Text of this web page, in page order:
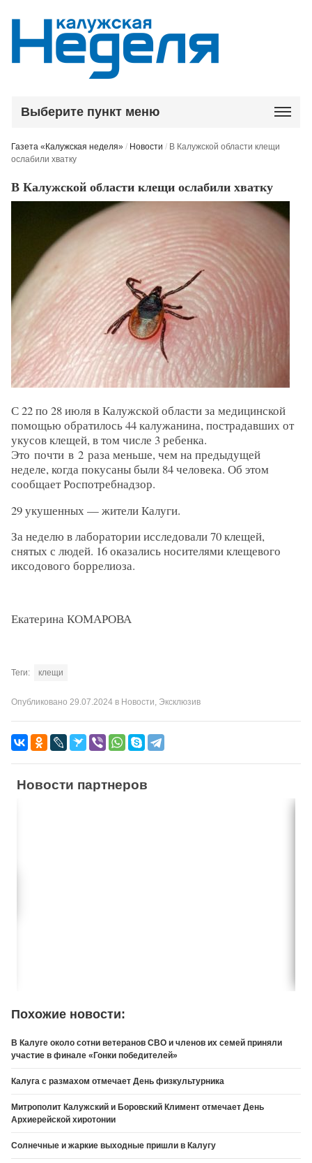
Выберите пункт меню
Газета «Калужская неделя» / Новости / В Калужской области клещи
ослабили хватку
В Калужской области клещи ослабили хватку
С 22 по 28 июля в Калужской области за медицинской
помощью обратилось 44 калужанина, пострадавших от
укусов клещей, в том числе 3 ребенка.
Это почти в 2 раза меньше, чем на предыдущей
неделе, когда покусаны были 84 человека. Об этом
сообщает Роспотребнадзор.
29 укушенных — жители Калуги.
За неделю в лаборатории исследовали 70 клещей,
снятых с людей. 16 оказались носителями клещевого
иксодового боррелиоза.
Екатерина КОМАРОВА
Теги: клещи
Опубликовано 29.07.2024 в Новости Эксклюзив
Новости партнеров
Похожие новости:
В Калуге около сотни ветеранов СВО и членов их семей приняли
участие в финале «Гонки победителей»
Калуга с размахом отмечает День физкультурника
Митрополит Калужский и Боровский Климент отмечает День
Архиерейской хиротонии
Солнечные и жаркие выходные пришли в Калугу